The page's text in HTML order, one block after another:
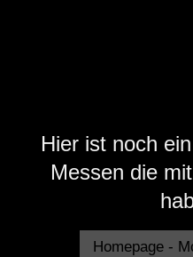
Hier ist noch
Messen die
Homepage -